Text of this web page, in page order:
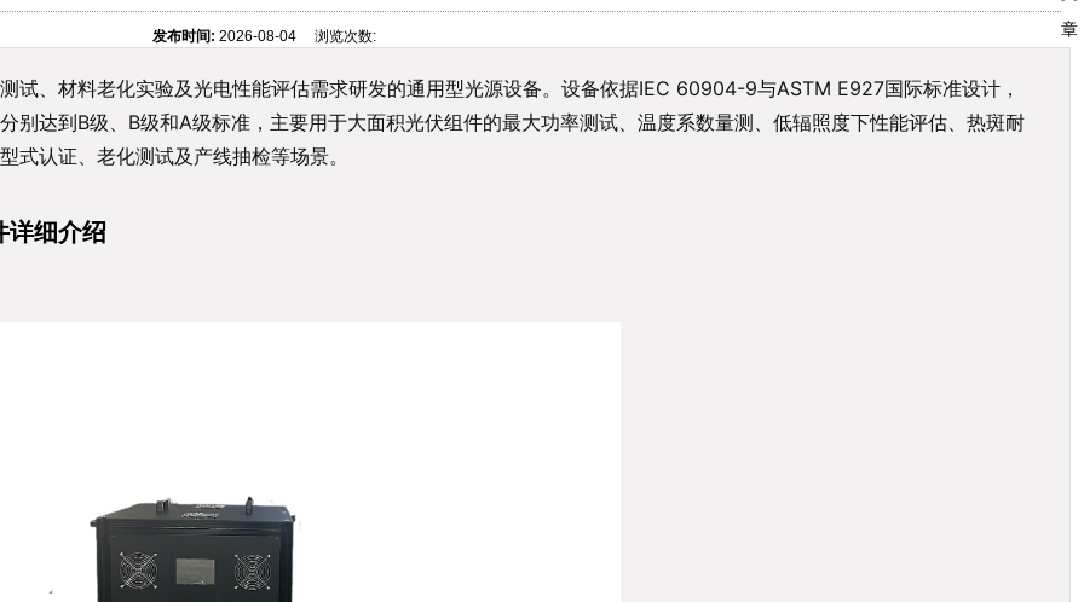
发布时间: 2026-08-04 浏览次数:
试、材料老化实验及光电性能评估需求研发的通用型光源设备。设备依据IEC 60904-9与ASTM E927国际标准设计，
别达到B级、B级和A级标准，主要用于大面积光伏组件的最大功率测试、温度系数量测、低辐照度下性能评估、热斑耐
式认证、老化测试及产线抽检等场景。
详细介绍
章